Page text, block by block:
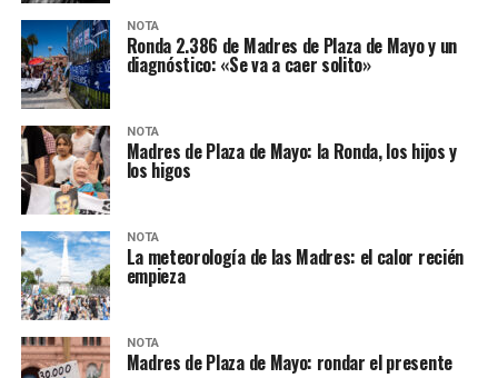
NOTA
Ronda 2.386 de Madres de Plaza de Mayo y un
diagnóstico: «Se va a caer solito»
NOTA
Madres de Plaza de Mayo: la Ronda, los hijos y
los higos
NOTA
La meteorología de las Madres: el calor recién
empieza
NOTA
Madres de Plaza de Mayo: rondar el presente